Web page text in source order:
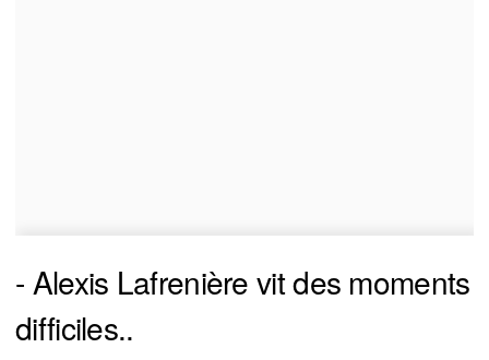
- Alexis Lafrenière vit des moments
difficiles..